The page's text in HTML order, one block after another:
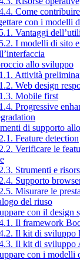
Come
con i modelli
Vantaggi
I modelli di sito
allo sviluppo
Attività
Web design
Mobile first
Progressive
di supporto
Feature detection
Verificare le
Strumenti e
Supporto
Misurare le
del riuso
con il design
Il framework
Il kit di sviluppo
Il kit di sviluppo
con i modelli